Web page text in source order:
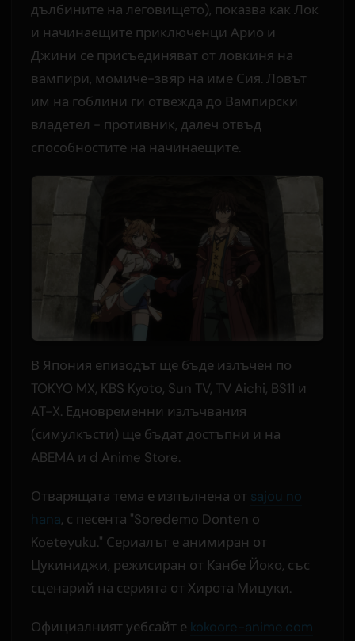
дълбините на леговището), показва как Лок
и начинаещите приключенци Арио и
Джини се присъединяват от ловкиня на
вампири, момиче-звяр на име Сия. Ловът
им на гоблини ги отвежда до Вампирски
владетел - противник, далеч отвъд
способностите на начинаещите.
В Япония епизодът ще бъде излъчен по
TOKYO MX, KBS Kyoto, Sun TV, TV Aichi, BS11 и
AT-X. Едновременни излъчвания
(симулкъсти) ще бъдат достъпни и на
ABEMA и d Anime Store.
Отварящата тема е изпълнена от sajou no
hana, с песента "Soredemo Donten o
Koeteyuku." Сериалът е анимиран от
Цукиниджи, режисиран от Канбе Йоко, със
сценарий на серията от Хирота Мицуки.
Официалният уебсайт е kokoore-anime.com